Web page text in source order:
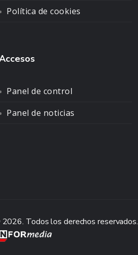
Política de cookies
Panel de control
Panel de noticias
Todos los derechos reservados.